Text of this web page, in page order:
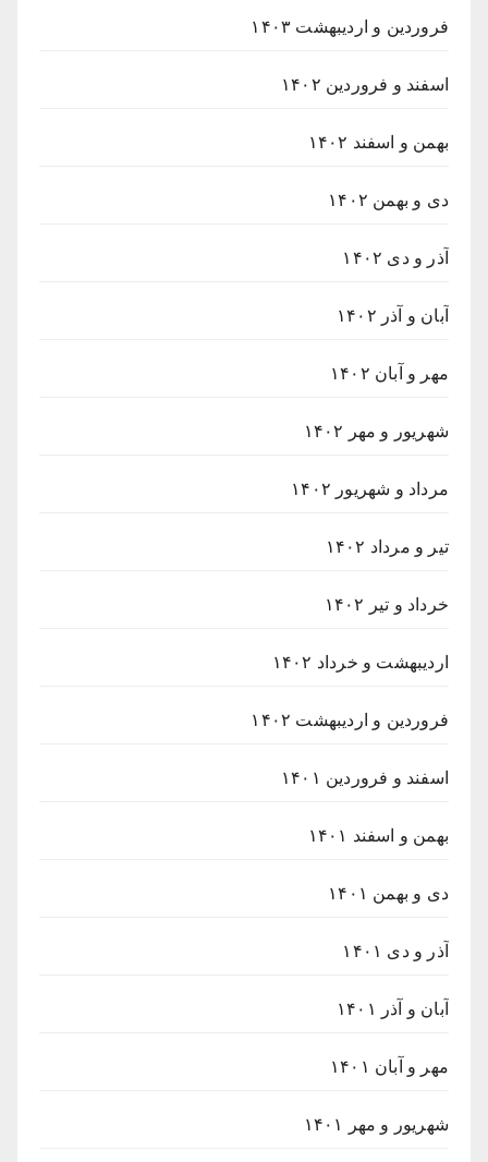
فروردین و اردیبهشت ۱۴۰۳
اسفند و فروردین ۱۴۰۲
بهمن و اسفند ۱۴۰۲
دی و بهمن ۱۴۰۲
آذر و دی ۱۴۰۲
آبان و آذر ۱۴۰۲
مهر و آبان ۱۴۰۲
شهریور و مهر ۱۴۰۲
مرداد و شهریور ۱۴۰۲
تیر و مرداد ۱۴۰۲
خرداد و تیر ۱۴۰۲
اردیبهشت و خرداد ۱۴۰۲
فروردین و اردیبهشت ۱۴۰۲
اسفند و فروردین ۱۴۰۱
بهمن و اسفند ۱۴۰۱
دی و بهمن ۱۴۰۱
آذر و دی ۱۴۰۱
آبان و آذر ۱۴۰۱
مهر و آبان ۱۴۰۱
شهریور و مهر ۱۴۰۱